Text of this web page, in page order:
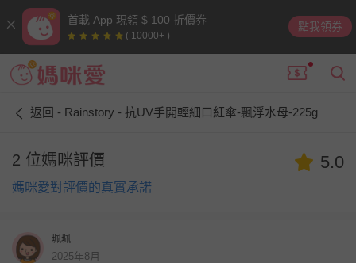
首載 App 現領 $ 100 折價券
( 10000+ )
點我領券
返回 - Rainstory - 抗UV手開輕細口紅傘-飄浮水母-225g
2 位媽咪評價
媽咪愛對評價的真實承諾
5.0
珮珮
2025年8月